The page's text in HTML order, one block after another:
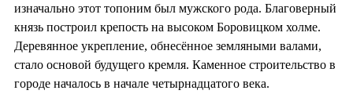
изначально этот топоним был мужского рода. Благоверный
князь построил крепость на высоком Боровицком холме.
Деревянное укрепление, обнесённое земляными валами,
стало основой будущего кремля. Каменное строительство в
городе началось в начале четырнадцатого века.